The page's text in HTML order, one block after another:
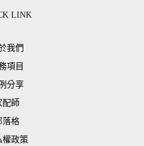
LINK
我們
項目
分享
配師
落格
權政策